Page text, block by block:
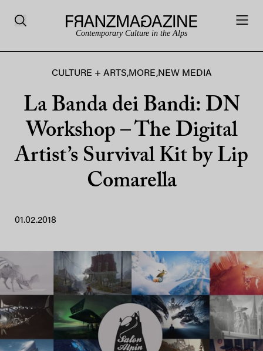
Contemporary Culture in the Alps
CULTURE + ARTS,MORE,NEW MEDIA
La Banda dei Bandi: DN
Workshop – The Digital
Artist’s Survival Kit by Lip
Comarella
01.02.2018